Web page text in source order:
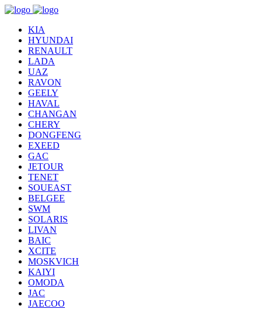
KIA
HYUNDAI
RENAULT
LADA
UAZ
RAVON
GEELY
HAVAL
CHANGAN
CHERY
DONGFENG
EXEED
GAC
JETOUR
TENET
SOUEAST
BELGEE
SWM
SOLARIS
LIVAN
BAIC
XCITE
MOSKVICH
KAIYI
OMODA
JAC
JAECOO